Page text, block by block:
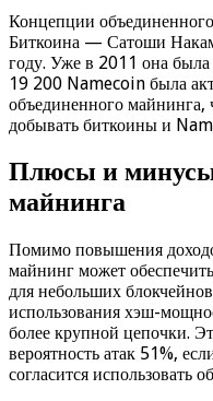
Концепции
Биткоина — Сатоши
году. Уже в 2011 она
19 200 Namecoin была
объединенного майнинга,
добывать биткоины и
Плюсы и минусы
майнинга
Помимо повышения
майнинг может
для небольших
использования хэш-
более крупной цепочки.
вероятность атак 51%,
согласится использовать